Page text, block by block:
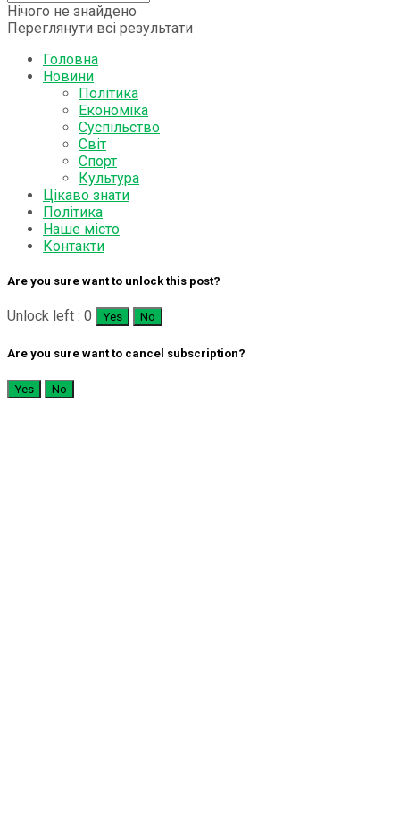
Нічого не знайдено
Переглянути всі результати
Головна
Новини
Політика
Економіка
Суспільство
Світ
Спорт
Культура
Цікаво знати
Політика
Наше місто
Контакти
Are you sure want to unlock this post?
Unlock left : 0 Yes No
Are you sure want to cancel subscription?
Yes No